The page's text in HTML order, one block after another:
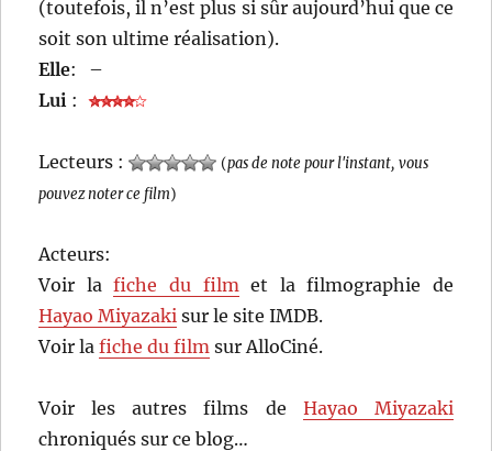
(toutefois, il n’est plus si sûr aujourd’hui que ce
soit son ultime réalisation).
Elle:
–
Lui :
Lecteurs : (pas de note pour l'instant, vous
pouvez noter ce film)
Acteurs:
Voir lafiche du film et la filmographie de
Hayao Miyazaki sur le site IMDB.
Voir lafiche du film sur AlloCiné.
Voir les autres films de Hayao Miyazaki
chroniqués sur ce blog…